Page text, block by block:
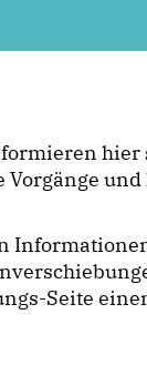
Seite